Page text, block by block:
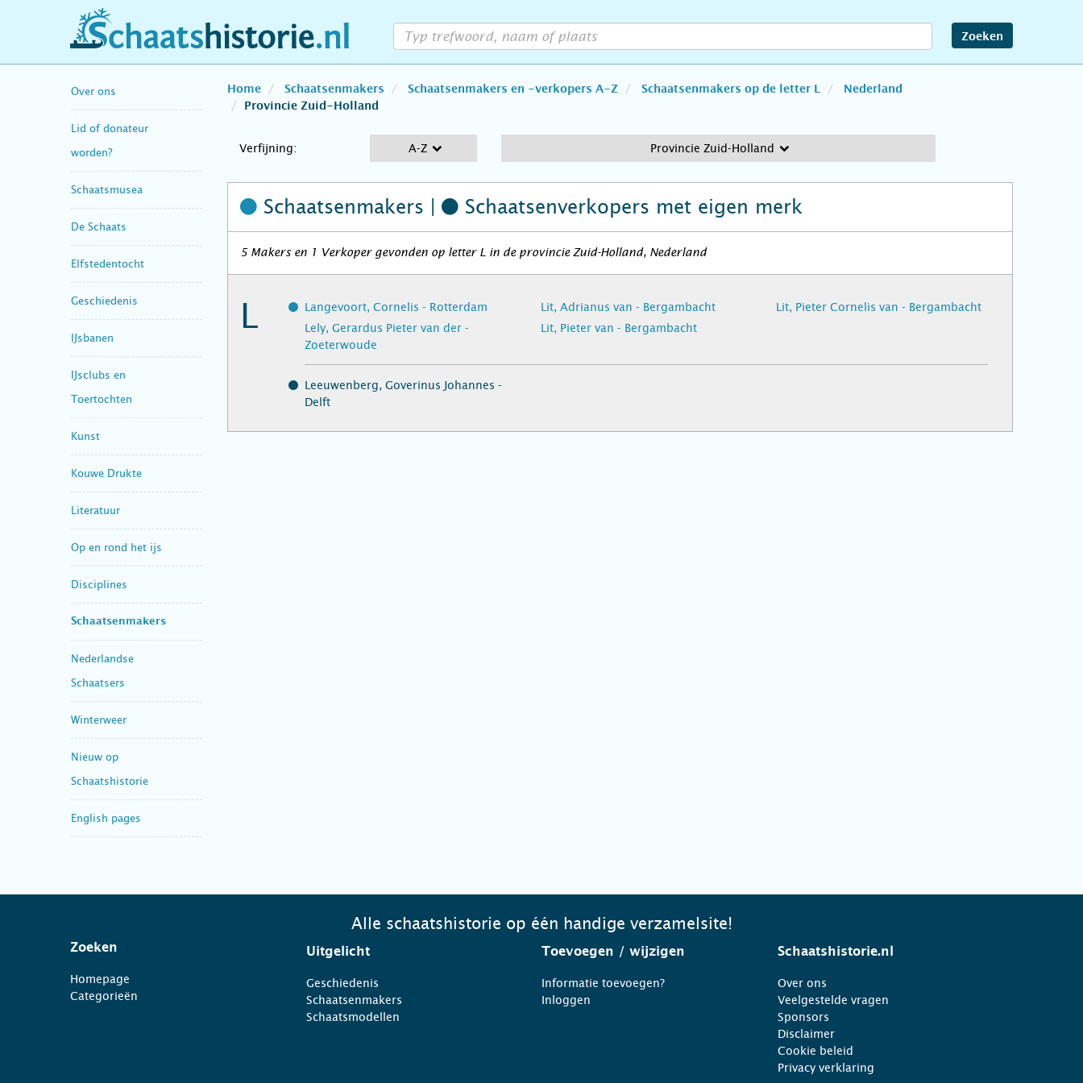
schaatshistorie.nl Zoeken
Over ons
Lid of donateur
worden?
Schaatsmusea
De Schaats
Elfstedentocht
Geschiedenis
IJsbanen
IJsclubs en
Toertochten
Kunst
Kouwe Drukte
Literatuur
Op en rond het ijs
Disciplines
Schaatsenmakers
Nederlandse
Schaatsers
Winterweer
Nieuw op
Schaatshistorie
English pages
Home Schaatsenmakers Schaatsenmakers en -verkopers A-Z Schaatsenmakers op de letter L
Nederland
Provincie Zuid-Holland
Verfijning: A-Z Provincie Zuid-Holland
Schaatsenmakers | Schaatsenverkopers met eigen merk
5 Makers en 1 Verkoper gevonden op letter L in de provincie Zuid-Holland, Nederland
L
Langevoort, Cornelis - Rotterdam
Lely, Gerardus Pieter van der -
Zoeterwoude
Lit, Adrianus van - Bergambacht
Lit, Pieter van - Bergambacht
Lit, Pieter Cornelis van - Bergambacht
Leeuwenberg, Goverinus Johannes -
Delft
Alle schaatshistorie op één handige verzamelsite!
Zoeken
Homepage
Categorieën
Uitgelicht
Geschiedenis
Schaatsenmakers
Schaatsmodellen
Toevoegen / wijzigen
Informatie toevoegen?
Inloggen
Schaatshistorie.nl
Over ons
Veelgestelde vragen
Sponsors
Disclaimer
Cookie beleid
Privacy verklaring